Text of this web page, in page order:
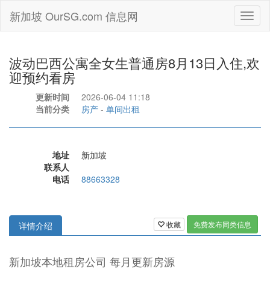
新加坡 OurSG.com 信息网
波动巴西公寓全女生普通房8月13日入住,欢
迎预约看房
更新时间
2026-06-04 11:18
当前分类
房产 - 单间出租
地址
新加坡
联系人
电话
88663328
收藏 免费发布同类信息
详情介绍
新加坡本地租房公司 每月更新房源